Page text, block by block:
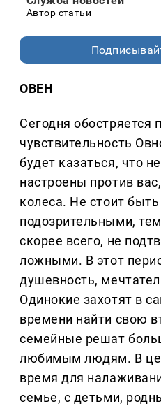
Автор статьи
ОВЕН
Сегодня обостряется
чувствительность
будет казаться, что
настроены против
колеса. Не стоит
подозрительными,
скорее всего, не
ложными. В этот
душевность,
Одинокие захотят в
времени найти свою
семейные решат
любимым людям. В
время для
семье, с детьми,